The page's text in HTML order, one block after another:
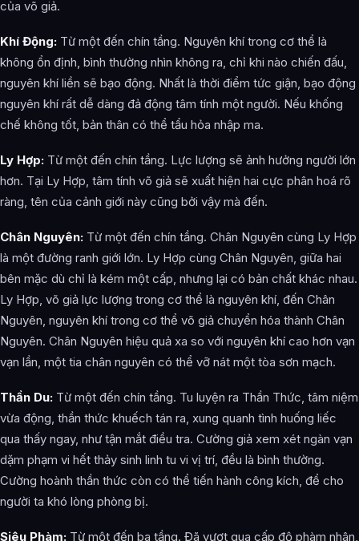
của võ giả.
Khí Động: Từ một đến chín tầng. Nguyên khí trong cơ thể là
không ổn định, bình thường nhìn không ra, chỉ khi nào chiến đấu,
nguyên khí liền sẽ bạo động. Nhất là thời điểm tức giận, bạo động
nguyên khí rất dễ dàng đả động tâm tính một người. Nếu khống
chế không tốt, bản thân có thể tẩu hỏa nhập ma.
Ly Hợp: Từ một đến chín tầng. Lực lượng sẽ ảnh hưởng người lớn
hơn. Tại Ly Hợp, tâm tính võ giả sẽ xuất hiện hai cực phân hoá rõ
ràng, tên của cảnh giới này cũng bởi vậy mà đến.
Chân Nguyên: Từ một đến chín tầng. Chân Nguyên cùng Ly Hợp
là một đường ranh giới lớn. Ly Hợp cùng Chân Nguyên, giữa hai
bên mặc dù chỉ là kém một cấp, nhưng lại có bản chất khác nhau.
Ly Hợp, võ giả lực lượng trong cơ thể là nguyên khí, đến Chân
Nguyên, nguyên khí trong cơ thể võ giả chuyển hóa thành Chân
Nguyên. Chân Nguyên hiệu quả xa so với nguyên khí cao hơn vạn
vạn lần, một tia chân nguyên có thể vỡ nát một tòa sơn mạch.
Thần Du: Từ một đến chín tầng. Tu luyện ra Thần Thức, tâm niệm
vừa động, thần thức khuếch tán ra, xung quanh tình huống liếc
qua thấy ngay, như tận mắt điều tra. Cường giả xem xét ngàn vạn
dặm phạm vi hết thảy sinh linh tu vi vị trí, đều là bình thường.
Cường hoành thần thức còn có thể tiến hành công kích, để cho
người ta khó lòng phòng bị.
Siêu Phàm: Từ một đến ba tầng. Đã vượt qua cấp độ phàm nhân,